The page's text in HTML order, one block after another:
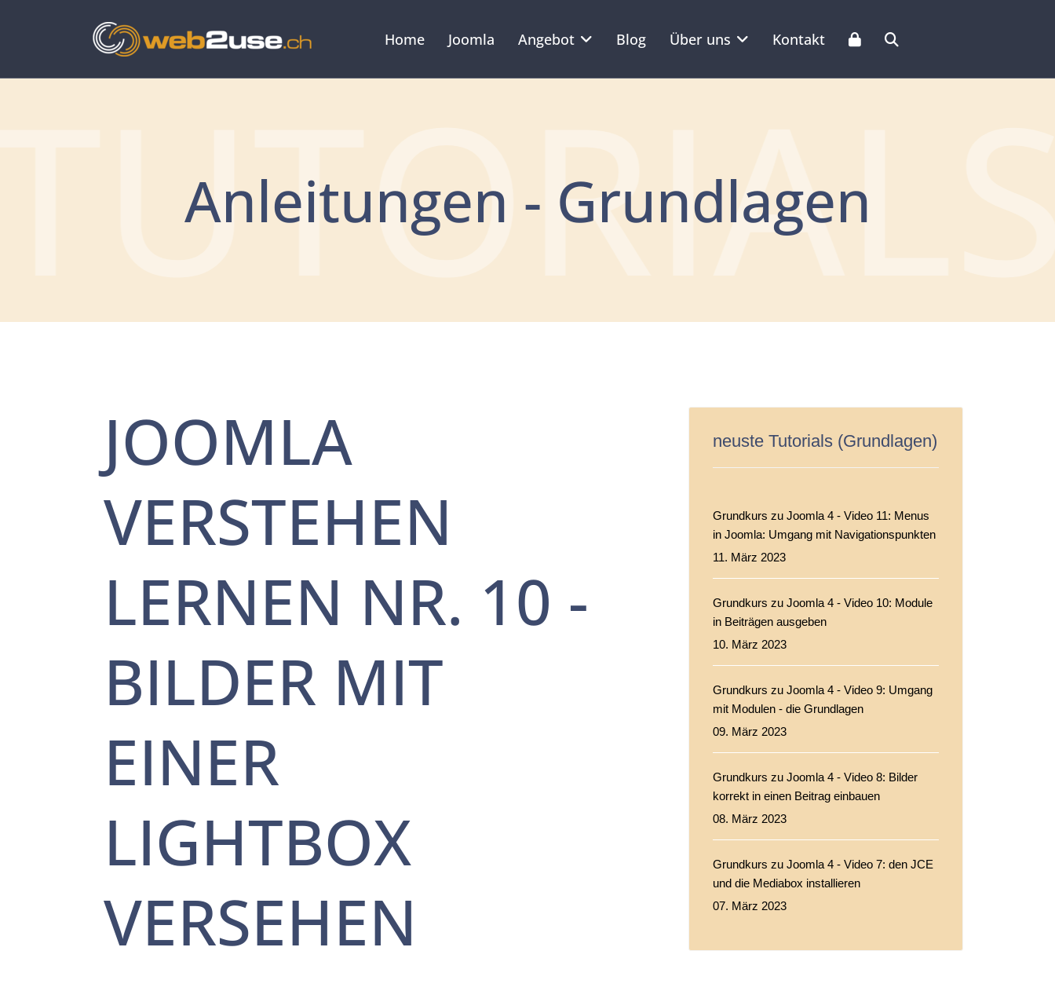
Home Joomla Angebot Blog Über uns Kontakt
Anleitungen - Grundlagen
JOOMLA
VERSTEHEN
LERNEN NR. 10 -
BILDER MIT
EINER
LIGHTBOX
VERSEHEN
neuste Tutorials (Grundlagen)
Grundkurs zu Joomla 4 - Video 11: Menus
in Joomla: Umgang mit Navigationspunkten
11. März 2023
Grundkurs zu Joomla 4 - Video 10: Module
in Beiträgen ausgeben
10. März 2023
Grundkurs zu Joomla 4 - Video 9: Umgang
mit Modulen - die Grundlagen
09. März 2023
Grundkurs zu Joomla 4 - Video 8: Bilder
korrekt in einen Beitrag einbauen
08. März 2023
Grundkurs zu Joomla 4 - Video 7: den JCE
und die Mediabox installieren
07. März 2023